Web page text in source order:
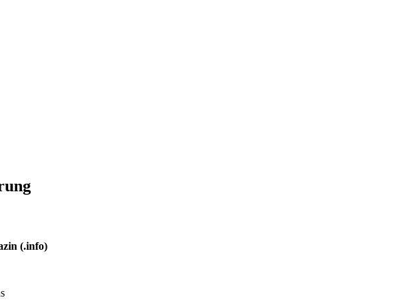
(.info)